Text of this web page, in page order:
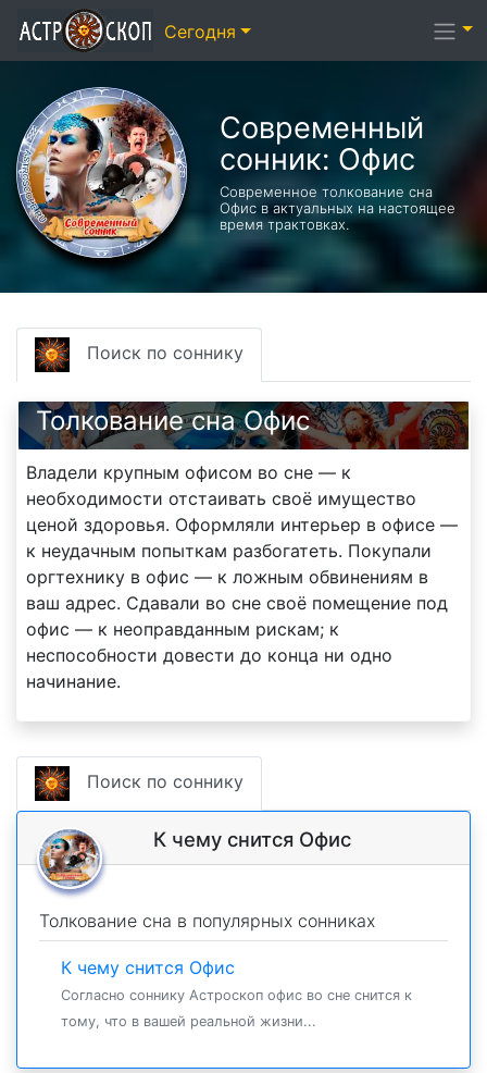
Современный
сонник: Офис
Современное толкование сна
Офис в актуальных на настоящее
время трактовках.
Поиск по соннику
Толкование сна Офис
Владели крупным офисом во сне — к
необходимости отстаивать своё имущество
ценой здоровья. Оформляли интерьер в офисе —
к неудачным попыткам разбогатеть. Покупали
оргтехнику в офис — к ложным обвинениям в
ваш адрес. Сдавали во сне своё помещение под
офис — к неоправданным рискам; к
неспособности довести до конца ни одно
начинание.
Поиск по соннику
К чему снится Офис
Толкование сна в популярных сонниках
К чему снится Офис
Согласно соннику Астроскоп офис во сне снится к
тому, что в вашей реальной жизни...
Сегодня